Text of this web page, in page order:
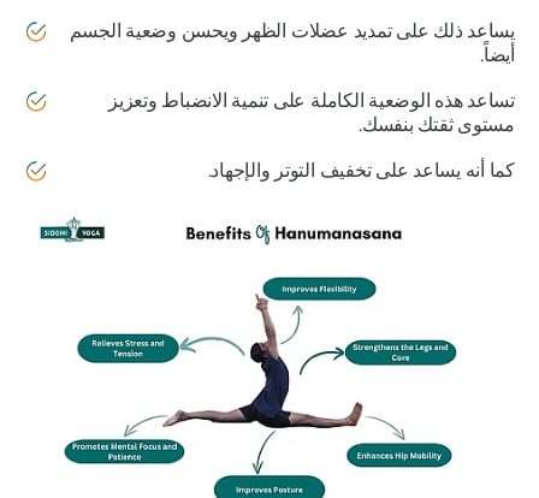
يساعد ذلك على تمديد عضلات الظهر ويحسن وضعية الجسم
أيضاً.
تساعد هذه الوضعية الكاملة على تنمية الانضباط وتعزيز
مستوى ثقتك بنفسك.
كما أنه يساعد على تخفيف التوتر والإجهاد.